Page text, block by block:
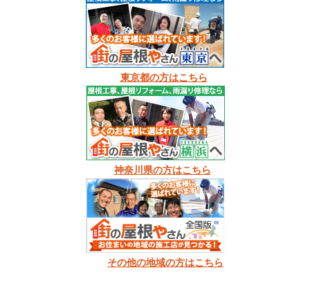
東京都の方はこちら
神奈川県の方はこちら
その他の地域の方はこちら